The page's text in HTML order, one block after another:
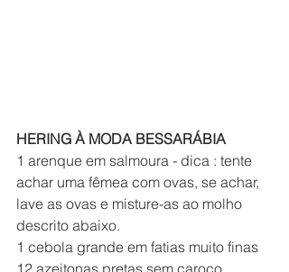
HERING À MODA BESSARÁBIA
1 arenque em salmoura - dica : tente
achar uma fêmea com ovas, se achar,
lave as ovas e misture-as ao molho
descrito abaixo.
1 cebola grande em fatias muito finas